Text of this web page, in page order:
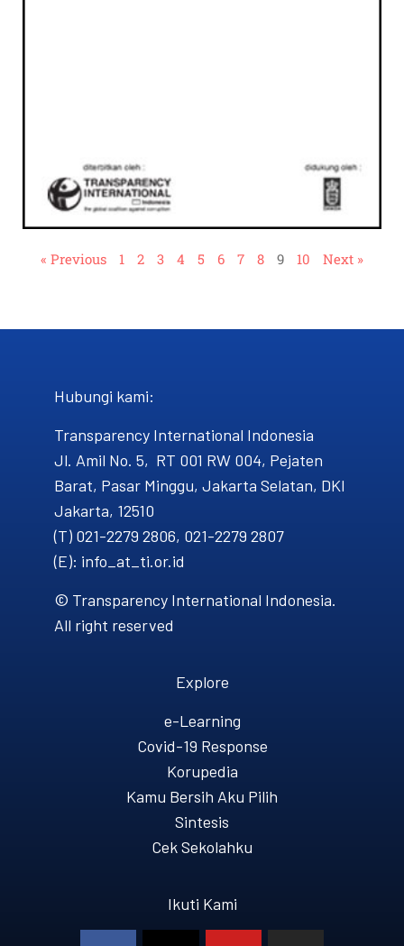
« Previous 1 2 3 4 5 6 7 8 9 10 Next »
Hubungi kami​:
Transparency International Indonesia
Jl. Amil No. 5, RT 001 RW 004, Pejaten
Barat, Pasar Minggu, Jakarta Selatan, DKI
Jakarta, 12510
(T) 021-2279 2806, 021-2279 2807
(E): info_at_ti.or.id
© Transparency International Indonesia.
All right reserved
Explore
e-Learning
Covid-19 Response
Korupedia
Kamu Bersih Aku Pilih
Sintesis
Cek Sekolahku
Ikuti Kami